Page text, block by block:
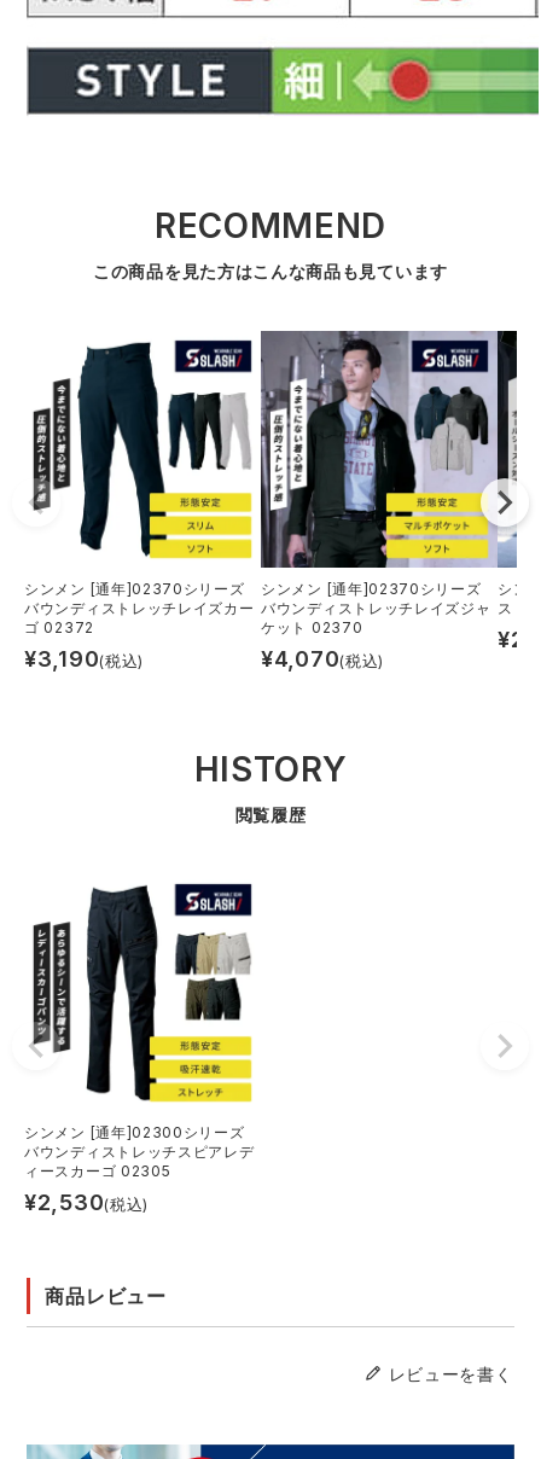
RECOMMEND
この商品を見た方はこんな商品も見ています
シンメン [通年]02370シリーズ
バウンディストレッチレイズカー
ゴ 02372
¥3,190(税込)
シンメン [通年]02370シリーズ
バウンディストレッチレイズジャ
ケット 02370
¥4,070(税込)
シン
スト
¥
HISTORY
閲覧履歴
シンメン [通年]02300シリーズ
バウンディストレッチスピアレデ
ィースカーゴ 02305
¥2,530(税込)
商品レビュー
レビューを書く